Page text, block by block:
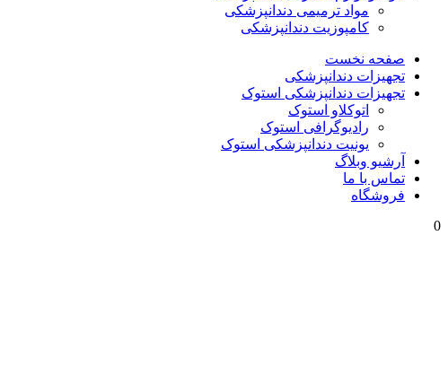
مواد ترمیمی دندانپزشکی
کامپوزیت دندانپزشکی
صفحه نخست
تجهیزات دندانپزشکی
تجهیزات دندانپزشکی استوک
اتوکلاو استوک
رادیوگرافی استوک
یونیت دندانپزشکی استوک
آرشیو وبلاگ
تماس با ما
فروشگاه
0